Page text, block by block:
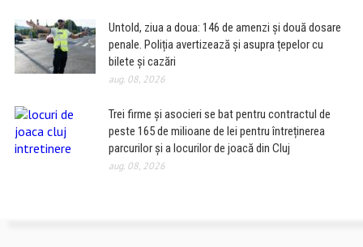
Untold, ziua a doua: 146 de amenzi și două dosare
penale. Poliția avertizează și asupra țepelor cu
bilete și cazări
aug. 08, 2026
Trei firme și asocieri se bat pentru contractul de
peste 165 de milioane de lei pentru întreținerea
parcurilor și a locurilor de joacă din Cluj
aug. 08, 2026